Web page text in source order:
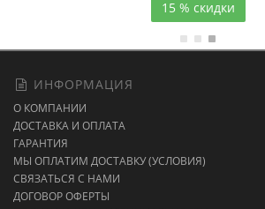
получить 15 % скидки
15 % скидки
ИНФОРМАЦИЯ
О КОМПАНИИ
ДОСТАВКА И ОПЛАТА
ГАРАНТИЯ
МЫ ОПЛАТИМ ДОСТАВКУ (УСЛОВИЯ)
СВЯЗАТЬСЯ С НАМИ
ДОГОВОР ОФЕРТЫ